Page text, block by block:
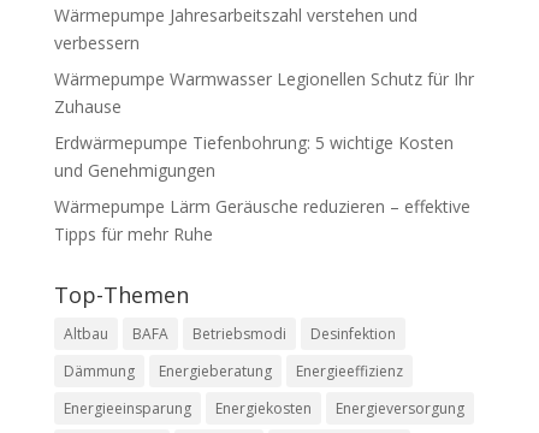
Wärmepumpe Jahresarbeitszahl verstehen und
verbessern
Wärmepumpe Warmwasser Legionellen Schutz für Ihr
Zuhause
Erdwärmepumpe Tiefenbohrung: 5 wichtige Kosten
und Genehmigungen
Wärmepumpe Lärm Geräusche reduzieren – effektive
Tipps für mehr Ruhe
Top-Themen
Altbau BAFA Betriebsmodi
Desinfektion
Dämmung
Energieberatung
Energieeffizienz
Energieeinsparung
Energiekosten
Energieversorgung